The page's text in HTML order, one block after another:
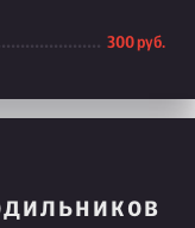
300 руб.